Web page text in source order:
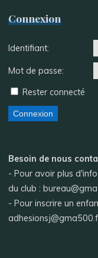
Connexion
Identifiant:
Mot de passe:
Rester connecté
Connexion
Besoin de nous
- Pour avoir plus
du club :
- Pour inscrire un